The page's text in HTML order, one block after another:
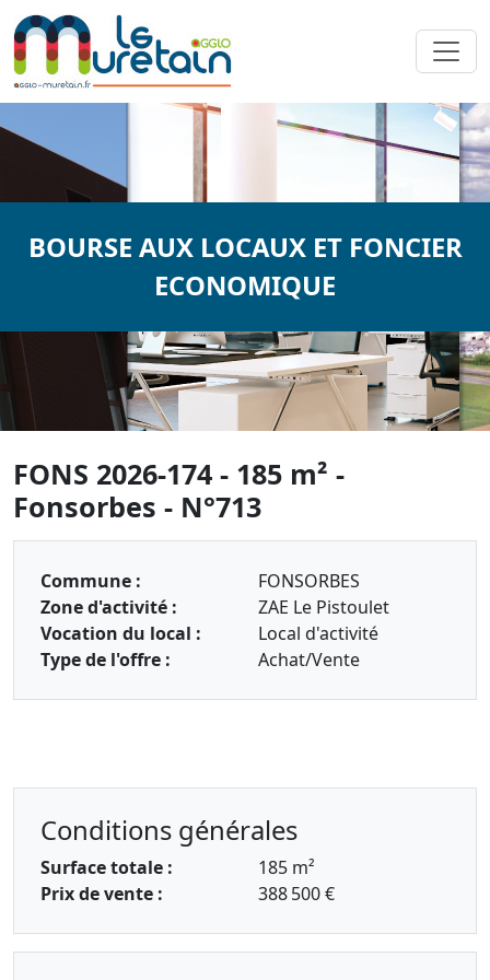
BOURSE AUX LOCAUX ET FONCIER
ECONOMIQUE
FONS 2026-174 - 185 m² -
Fonsorbes - N°713
Commune :
FONSORBES
Zone d'activité :
ZAE Le Pistoulet
Vocation du local :
Local d'activité
Type de l'offre :
Achat/Vente
Conditions générales
Surface totale :
185 m²
Prix de vente :
388 500 €